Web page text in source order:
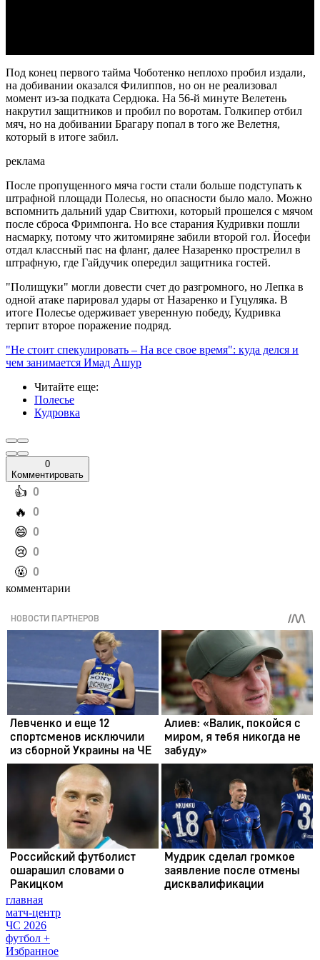
Под конец первого тайма Чоботенко неплохо пробил издали,
на добивании оказался Филиппов, но он не реализовал
момент из-за подката Сердюка. На 56-й минуте Велетень
накрутил защитников и пробил по воротам. Голкипер отбил
мяч, но на добивании Брагару попал в того же Велетня,
который в итоге забил.
реклама
После пропущенного мяча гости стали больше подступать к
штрафной площади Полесья, но опасности было мало. Можно
вспомнить дальний удар Свитюхи, который прошелся с мячом
после сброса Фримпонга. Но все старания Кудривки пошли
насмарку, потому что житомиряне забили второй гол. Йосефи
отдал классный пас на фланг, далее Назаренко прострелил в
штрафную, где Гайдучик опередил защитника гостей.
"Полищуки" могли довести счет до разгромного, но Лепка в
одной атаке парировал удары от Назаренко и Гуцуляка. В
итоге Полесье одерживает уверенную победу, Кудривка
терпит второе поражение подряд.
"Не стоит спекулировать – На все свое время": куда делся и
чем занимается Имад Ашур
Читайте еще:
Полесье
Кудровка
0
Комментировать
️👍 0
️🔥 0
️😄 0
️😢 0
️🤬 0
комментарии
главная
матч-центр
ЧС 2026
футбол +
Избранное